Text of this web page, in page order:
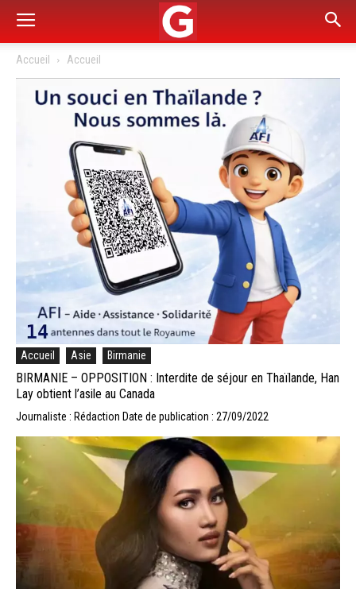
Accueil Accueil
Accueil Asie Birmanie
BIRMANIE – OPPOSITION : Interdite de séjour en Thaïlande, Han
Lay obtient l’asile au Canada
Journaliste : Rédaction Date de publication : 27/09/2022